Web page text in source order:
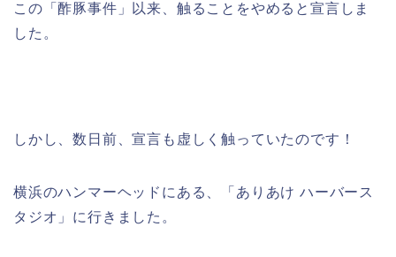
この「酢豚事件」以来、触ることをやめると宣言しま
した。
しかし、数日前、宣言も虚しく触っていたのです！
横浜のハンマーヘッドにある、「ありあけ ハーバース
タジオ」に行きました。